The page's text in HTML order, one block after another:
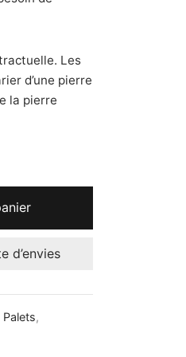
Les
d’une pierre
la pierre
d’envies
Palets,